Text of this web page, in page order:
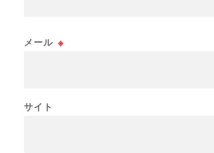
メール ※
サイト